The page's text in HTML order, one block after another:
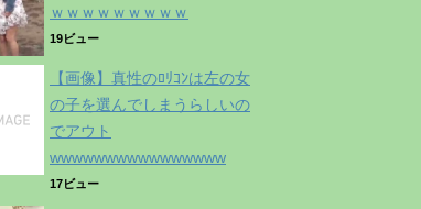
ｗｗｗｗｗｗｗｗｗ
19ビュー
【画像】真性のﾛﾘｺﾝは左の女
の子を選んでしまうらしいの
でアウト
wwwwwwwwwwwwwwww
17ビュー